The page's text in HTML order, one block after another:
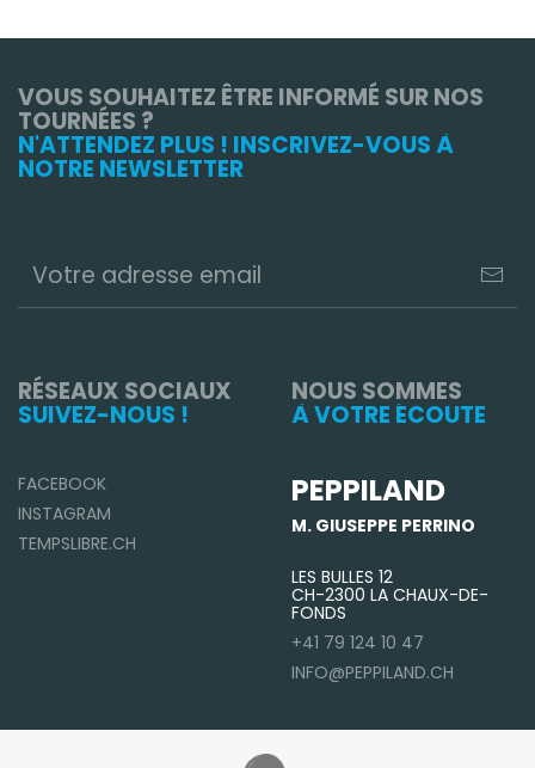
VOUS SOUHAITEZ ÊTRE INFORMÉ SUR NOS
TOURNÉES ?
N'ATTENDEZ PLUS ! INSCRIVEZ-VOUS À
NOTRE NEWSLETTER
RÉSEAUX SOCIAUX
SUIVEZ-NOUS !
FACEBOOK
INSTAGRAM
TEMPSLIBRE.CH
NOUS SOMMES
À VOTRE ÉCOUTE
PEPPILAND
M. GIUSEPPE PERRINO
LES BULLES 12
CH-2300 LA CHAUX-DE-
FONDS
+41 79 124 10 47
INFO@PEPPILAND.CH